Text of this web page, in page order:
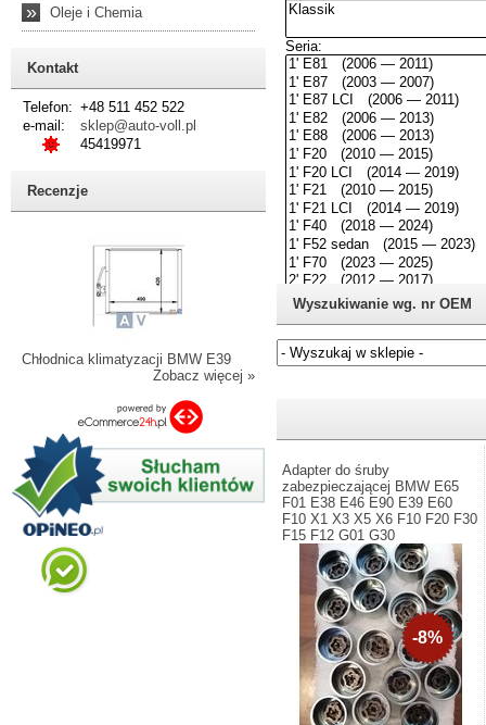
» Oleje i Chemia
Kontakt
Telefon: +48 511 452 522
e-mail:
sklep@auto-voll.pl
45419971
Recenzje
Chłodnica klimatyzacji BMW E39
Zobacz więcej »
Wyszukiwanie wg. nr OEM
Adapter do śruby
zabezpieczającej BMW E65
F01 E38 E46 E90 E39 E60
F10 X1 X3 X5 X6 F10 F20 F30
F15 F12 G01 G30
-8%